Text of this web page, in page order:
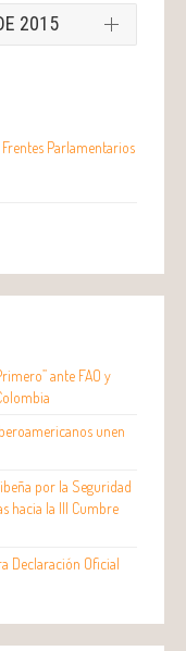
de
y Nutrición
de la
de Seguridad
por la soberanía
2015
la Participación en
Parlamentario
de acción del
contra el
ante FAO y
unen
por la Seguridad
hacia la III Cumbre
Declaración Oficial